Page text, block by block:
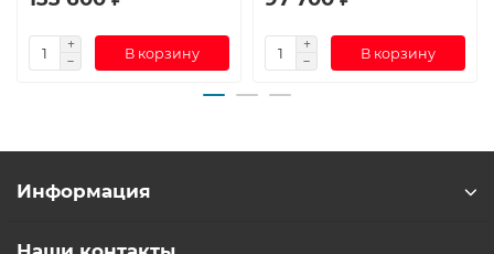
В корзину В корзину
Информация